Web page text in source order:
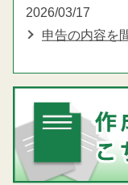
2026/03/17
申告の内容を